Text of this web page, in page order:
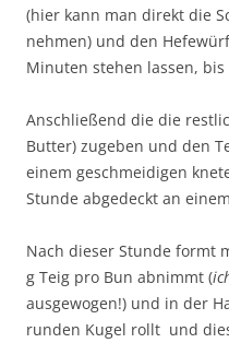
(hier kann man direkt die
nehmen) und den
Minuten stehen lassen,
Anschließend die die
Butter) zugeben und den
einem geschmeidigen
Stunde abgedeckt an
Nach dieser Stunde formt
g Teig pro Bun abnimmt (
ausgewogen!) und in der
runden Kugel rollt und